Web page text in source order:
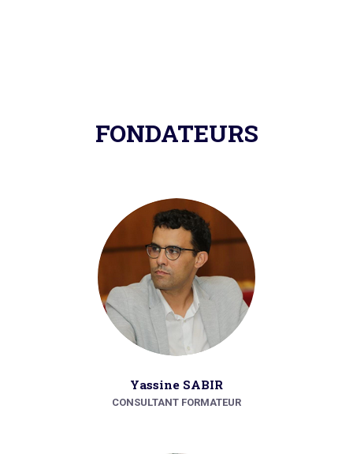
FONDATEURS
Yassine SABIR
CONSULTANT FORMATEUR